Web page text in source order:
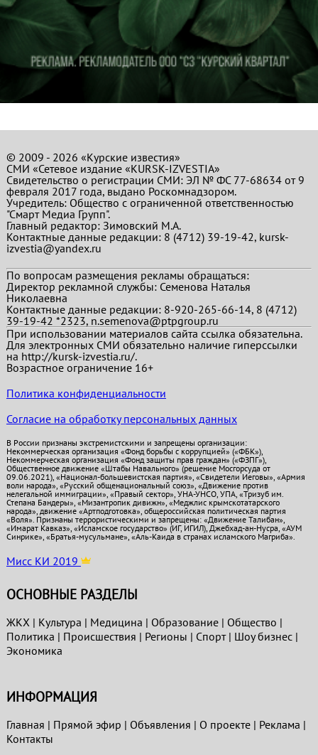
© 2009 - 2026 «Курские известия»
СМИ «Сетевое издание «KURSK-IZVESTIA»
Свидетельство о регистрации СМИ: ЭЛ № ФС 77-68634 от 9
февраля 2017 года, выдано Роскомнадзором.
Учредитель: Общество с ограниченной ответственностью
"Смарт Медиа Групп".
Главный редактор:Зимовский М.А.
Контактные данные редакции: 8 (4712) 39-19-42, kursk-
izvestia@yandex.ru
По вопросам размещения рекламы обращаться:
Директор рекламной службы: Семенова Наталья
Николаевна
Контактные данные редакции: 8-920-265-66-14, 8 (4712)
39-19-42 *2323, n.semenova@ptpgroup.ru
При использовании материалов сайта ссылка обязательна.
Для электронных СМИ обязательно наличие гиперссылки
на http://kursk-izvestia.ru/.
Возрастное ограничение 16+
Политика конфиденциальности
Согласие на обработку персональных данных
В России признаны экстремистскими и запрещены организации:
Некоммерческая организация «Фонд борьбы с коррупцией» («ФБК»),
Некоммерческая организация «Фонд защиты прав граждан» («ФЗПГ»),
Общественное движение «Штабы Навального» (решение Мосгорсуда от
09.06.2021), «Национал-большевистская партия», «Свидетели Иеговы», «Армия
воли народа», «Русский общенациональный союз», «Движение против
нелегальной иммиграции», «Правый сектор», УНА-УНСО, УПА, «Тризуб им.
Степана Бандеры», «Мизантропик дивижн», «Меджлис крымскотатарского
народа», движение «Артподготовка», общероссийская политическая партия
«Воля». Признаны террористическими и запрещены: «Движение Талибан»,
«Имарат Кавказ», «Исламское государство» (ИГ, ИГИЛ), Джебхад-ан-Нусра, «АУМ
Синрике», «Братья-мусульмане», «Аль-Каида в странах исламского Магриба».
Мисс КИ 2019
ОСНОВНЫЕ РАЗДЕЛЫ
ЖКХ| Культура | Медицина | Образование| Общество |
Политика | Проиcшествия | Регионы | Спорт| Шоу бизнес|
Экономика
ИНФОРМАЦИЯ
Главная | Прямой эфир | Объявления | О проекте| Реклама |
Контакты